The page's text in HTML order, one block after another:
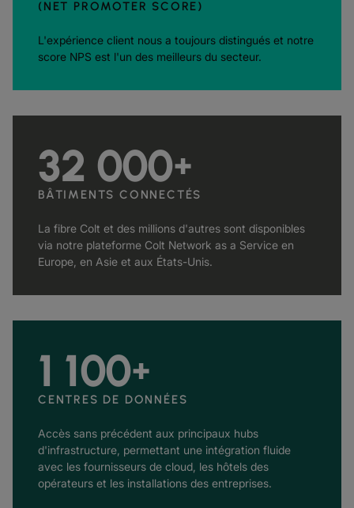
(NET PROMOTER SCORE)
L'expérience client nous a toujours distingués et notre
score NPS est l'un des meilleurs du secteur.
32 000+
BÂTIMENTS CONNECTÉS
La fibre Colt et des millions d'autres sont disponibles
via notre plateforme Colt Network as a Service en
Europe, en Asie et aux États-Unis.
1 100+
CENTRES DE DONNÉES
Accès sans précédent aux principaux hubs
d'infrastructure, permettant une intégration fluide
avec les fournisseurs de cloud, les hôtels des
opérateurs et les installations des entreprises.